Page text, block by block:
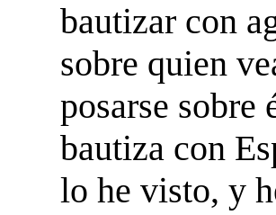
bautizar con
sobre quien
posarse sobre
bautiza con
lo he visto, y